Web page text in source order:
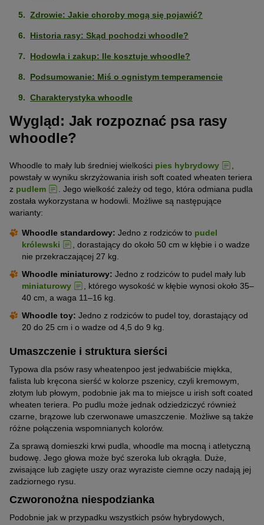
Zdrowie: Jakie choroby mogą się pojawić?
Historia rasy: Skąd pochodzi whoodle?
Hodowla i zakup: Ile kosztuje whoodle?
Podsumowanie: Miś o ognistym temperamencie
Charakterystyka whoodle
Wygląd: Jak rozpoznać psa rasy
whoodle?
Whoodle to mały lub średniej wielkości pies hybrydowy
powstały w wyniku skrzyżowania irish soft coated wheaten teriera
z pudlem
. Jego wielkość zależy od tego, która odmiana pudla
została wykorzystana w hodowli. Możliwe są następujące
warianty:
Whoodle standardowy: Jedno z rodziców to pudel
królewski
, dorastający do około 50 cm w kłębie i o wadze
nie przekraczającej 27 kg.
Whoodle miniaturowy: Jedno z rodziców to pudel mały lub
miniaturowy
, którego wysokość w kłębie wynosi około 35–
40 cm, a waga 11–16 kg.
Whoodle toy: Jedno z rodziców to pudel toy, dorastający od
20 do 25 cm i o wadze od 4,5 do 9 kg.
Umaszczenie i struktura sierści
Typowa dla psów rasy wheatenpoo jest jedwabiście miękka,
falista lub kręcona sierść w kolorze pszenicy, czyli kremowym,
złotym lub płowym, podobnie jak ma to miejsce u irish soft coated
wheaten teriera. Po pudlu może jednak odziedziczyć również
czarne, brązowe lub czerwonawe umaszczenie. Możliwe są także
różne połączenia wspomnianych kolorów.
Za sprawą domieszki krwi pudla, whoodle ma mocną i atletyczną
budowę. Jego głowa może być szeroka lub okrągła. Duże,
zwisające lub zagięte uszy oraz wyraziste ciemne oczy nadają jej
zadziornego rysu.
Czworonożna niespodzianka
Podobnie jak w przypadku wszystkich psów hybrydowych,